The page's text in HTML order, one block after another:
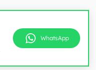
WhatsApp